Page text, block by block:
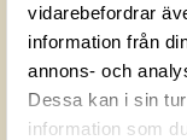
vidarebefordrar
information från
annons- och
Dessa kan i sin
information som
Mediatyp
ID‑nummer